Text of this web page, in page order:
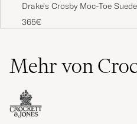
Drake's Crosby Moc-Toe Suede
Chukka Boots Dark Brown
365€
Mehr von